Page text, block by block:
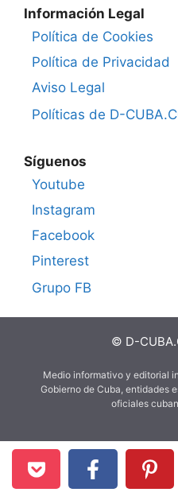
Información Legal
Política de Cookies
Política de Privacidad
Aviso Legal
Políticas de D-
Síguenos
Youtube
Instagram
Facebook
Pinterest
Grupo FB
© D-
Medio informativo y editorial
Gobierno de Cuba, entidades
oficiales